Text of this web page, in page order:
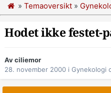
» Temaoversikt »
Hodet ikke festet-
Av ciliemor
28. november 2000 i Gynekologi